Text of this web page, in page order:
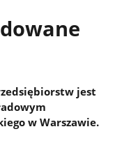
jest
w Warszawie.